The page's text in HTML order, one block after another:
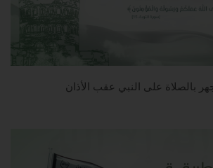
بالصلاة على النبي عقب الأذان